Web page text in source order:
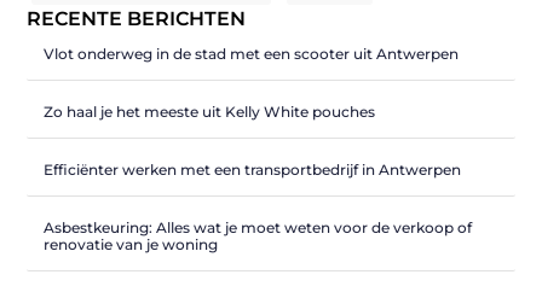
RECENTE BERICHTEN
Vlot onderweg in de stad met een scooter uit Antwerpen
Zo haal je het meeste uit Kelly White pouches
Efficiënter werken met een transportbedrijf in Antwerpen
Asbestkeuring: Alles wat je moet weten voor de verkoop of
renovatie van je woning